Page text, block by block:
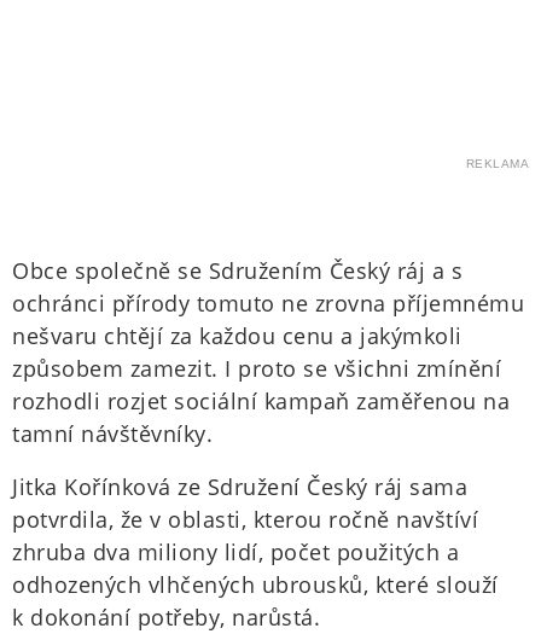
REKLAMA
Obce společně se Sdružením Český ráj a s
ochránci přírody tomuto ne zrovna příjemnému
nešvaru chtějí za každou cenu a jakýmkoli
způsobem zamezit. I proto se všichni zmínění
rozhodli rozjet sociální kampaň zaměřenou na
tamní návštěvníky.
Jitka Kořínková ze Sdružení Český ráj sama
potvrdila, že v oblasti, kterou ročně navštíví
zhruba dva miliony lidí, počet použitých a
odhozených vlhčených ubrousků, které slouží
k dokonání potřeby, narůstá.